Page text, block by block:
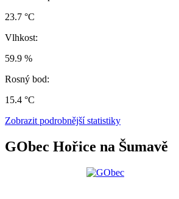
23.7 °C
Vlhkost:
59.9 %
Rosný bod:
15.4 °C
Zobrazit podrobnější statistiky
GObec Hořice na Šumavě